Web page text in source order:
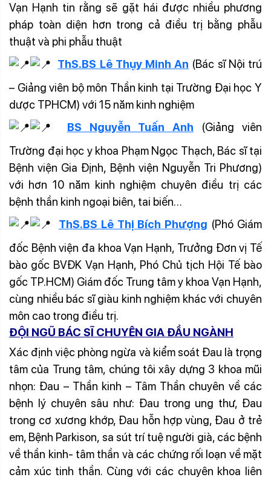
Vạn Hạnh tin rằng sẽ gặt hái được nhiều phương
pháp toàn diện hơn trong cả điều trị bằng phẫu
thuật và phi phẫu thuật
ThS.BS Lê Thụy Minh An (Bác sĩ Nội trú
– Giảng viên bộ môn Thần kinh tại Trường Đại học Y
dược TPHCM) với 15 năm kinh nghiệm
BS Nguyễn Tuấn Anh (Giảng viên
Trường đại học y khoa Phạm Ngọc Thạch, Bác sĩ tại
Bệnh viện Gia Định, Bệnh viện Nguyễn Tri Phương)
với hơn 10 năm kinh nghiệm chuyên điều trị các
bệnh thần kinh ngoại biên, tai biến…
ThS.BS Lê Thị Bích Phượng (Phó Giám
đốc Bệnh viện đa khoa Vạn Hạnh, Trưởng Đơn vị Tế
bào gốc BVĐK Vạn Hạnh, Phó Chủ tịch Hội Tế bào
gốc TP.HCM) Giám đốc Trung tâm y khoa Vạn Hạnh,
cùng nhiều bác sĩ giàu kinh nghiệm khác với chuyên
môn cao trong điều trị.
ĐỘI NGŨ BÁC SĨ CHUYÊN GIA ĐẦU NGÀNH
Xác định việc phòng ngừa và kiểm soát Đau là trọng
tâm của Trung tâm, chúng tôi xây dựng 3 khoa mũi
nhọn: Đau – Thần kinh – Tâm Thần chuyên về các
bệnh lý chuyên sâu như: Đau trong ung thư, Đau
trong cơ xương khớp, Đau hỗn hợp vùng, Đau ở trẻ
em, Bệnh Parkison, sa sút trí tuệ người già, các bệnh
về thần kinh- tâm thần và các chứng rối loạn về mặt
cảm xúc tinh thần. Cùng với các chuyên khoa liên